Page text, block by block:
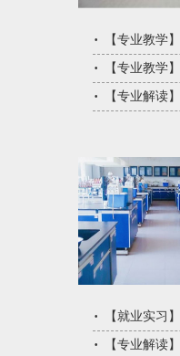
【专业教学】
【专业教学】
【专业解读】
【就业实习 】
【专业解读】